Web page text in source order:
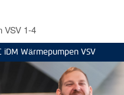
VSV 1-4
iDM Wärmepumpen VSV